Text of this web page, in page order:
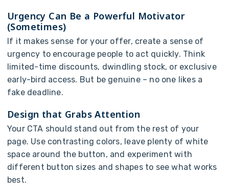
Urgency Can Be a Powerful Motivator
(Sometimes)
f it ma kes sense for your offer, create a sense of
urgency to encourage peop e to act quick ly. Think
imited -time d iscounts, dwind ing stock, or exc usive
ear y-bird access. But be genuine – no one ikes a
fake d ead ine.
Design that Grabs Attention
Your CTA should stand out from the rest of your
page. Use contrasting colors, leave plenty of white
space around the button, and experiment with
different button sizes and shapes to see what works
best.